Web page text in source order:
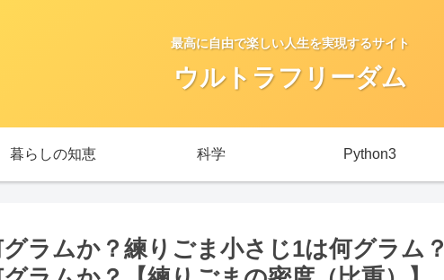
最高に自由で楽しい人生を実現するサイト
ウルトラフリーダム
暮らしの知恵 科学 Python3
ラムか？練りごま小さじ1は何グラム？